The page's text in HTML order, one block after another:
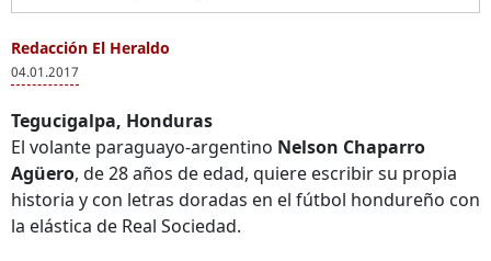
Redacción El Heraldo
04.01.2017
Tegucigalpa, Honduras
El volante paraguayo-argentino Nelson Chaparro
Agüero, de 28 años de edad, quiere escribir su propia
historia y con letras doradas en el fútbol hondureño con
la elástica de Real Sociedad.